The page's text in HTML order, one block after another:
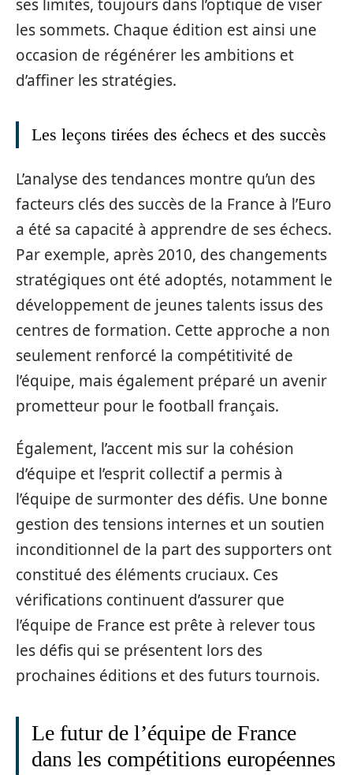
ses limites, toujours dans l’optique de viser
les sommets. Chaque édition est ainsi une
occasion de régénérer les ambitions et
d’affiner les stratégies.
Les leçons tirées des échecs et des succès
L’analyse des tendances montre qu’un des
facteurs clés des succès de la France à l’Euro
a été sa capacité à apprendre de ses échecs.
Par exemple, après 2010, des changements
stratégiques ont été adoptés, notamment le
développement de jeunes talents issus des
centres de formation. Cette approche a non
seulement renforcé la compétitivité de
l’équipe, mais également préparé un avenir
prometteur pour le football français.
Également, l’accent mis sur la cohésion
d’équipe et l’esprit collectif a permis à
l’équipe de surmonter des défis. Une bonne
gestion des tensions internes et un soutien
inconditionnel de la part des supporters ont
constitué des éléments cruciaux. Ces
vérifications continuent d’assurer que
l’équipe de France est prête à relever tous
les défis qui se présentent lors des
prochaines éditions et des futurs tournois.
Le futur de l’équipe de France
dans les compétitions européennes